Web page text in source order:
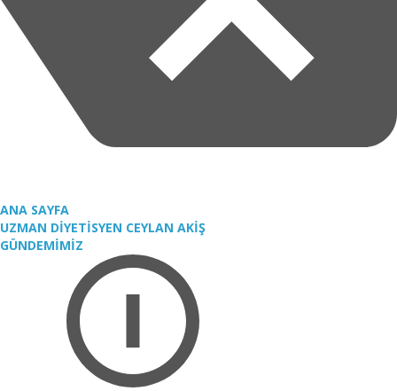
ANA SAYFA
UZMAN DİYETİSYEN CEYLAN AKİŞ
GÜNDEMİMİZ